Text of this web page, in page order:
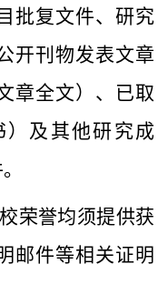
批复文件、研究
开刊物发表文章
章全文）、已取
及其他研究成
荣誉均须提供获
邮件等相关证明